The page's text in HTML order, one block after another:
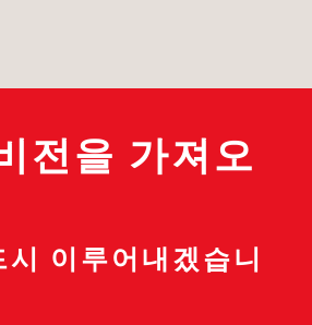
전을 가져오
이루어내겠습니